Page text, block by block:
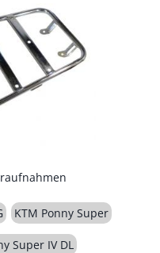
KTM Ponny Super
Super IV DL